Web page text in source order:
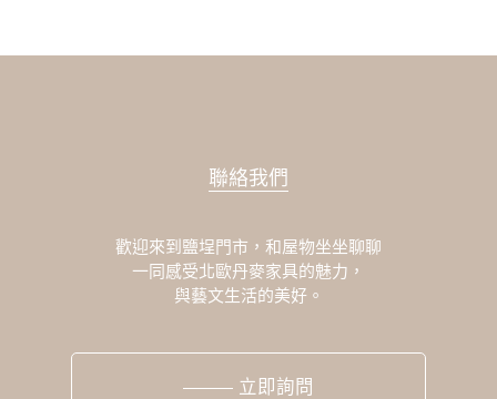
聯絡我們
歡迎來到鹽埕門市，和屋物坐坐聊聊
一同感受北歐丹麥家具的魅力，
與藝文生活的美好。
立即詢問